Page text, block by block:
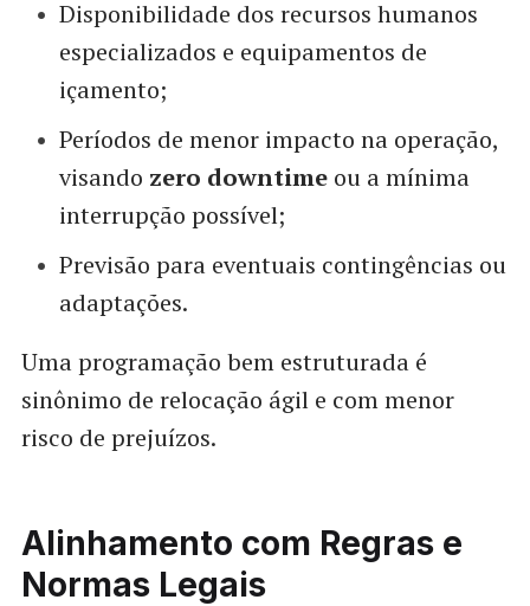
Disponibilidade dos recursos humanos
especializados e equipamentos de
içamento;
Períodos de menor impacto na operação,
visando zero downtimeou a mínima
interrupção possível;
Previsão para eventuais contingências ou
adaptações.
Uma programação bem estruturada é
sinônimo de relocação ágil e com menor
risco de prejuízos.
Alinhamento com Regras e
Normas Legais